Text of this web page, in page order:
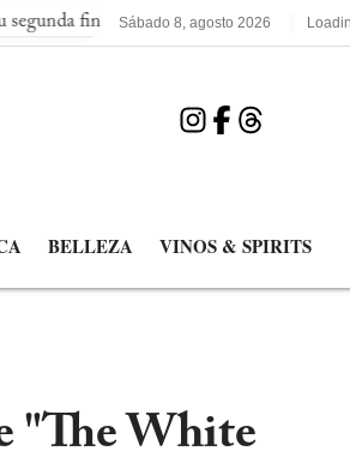
consecutiva del Mundial
Sábado 8,agosto 2026
BELLEZA VINOS & SPIRITS
"The White